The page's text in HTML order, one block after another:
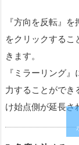
5. 角度を決める
作成する直線と
『曲線に直交』を
す。